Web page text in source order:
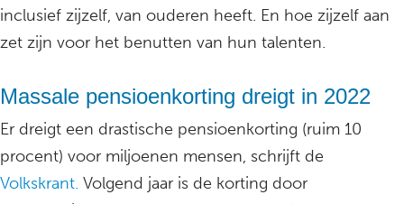
inclusief zijzelf, van ouderen heeft. En hoe zijzelf aan
zet zijn voor het benutten van hun talenten.
Massale pensioenkorting dreigt in 2022
Er dreigt een drastische pensioenkorting (ruim 10
procent) voor miljoenen mensen, schrijft de
Volkskrant. Volgend jaar is de korting door